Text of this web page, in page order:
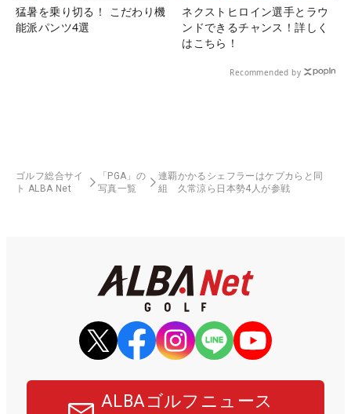
猛暑を乗り切る！ こだわり機
能派パンツ4選
ネクストヒロイン選手とラウ
ンドできるチャンス！詳しく
はこちら！
Recommended by
ゴルフ総合サイ
ト ALBA Net
「PGA」の
写真一覧
連覇かかるシェフラーはケプカらと同
組 久常涼ら日本勢4人が参戦
ALBAゴルフニュース